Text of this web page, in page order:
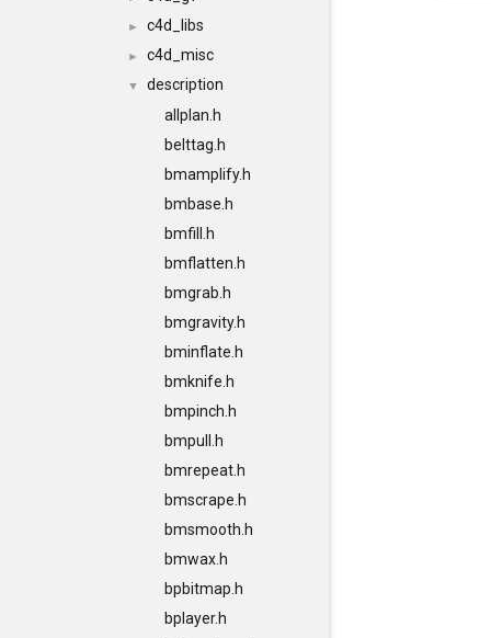
► c4d_libs
► c4d_misc
▼
description
allplan.h
belttag.h
bmamplify.h
bmbase.h
bmfill.h
bmflatten.h
bmgrab.h
bmgravity.h
bminflate.h
bmknife.h
bmpinch.h
bmpull.h
bmrepeat.h
bmscrape.h
bmsmooth.h
bmwax.h
bpbitmap.h
bplayer.h